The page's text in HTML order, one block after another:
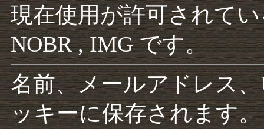
現在使用が許可されて
NOBR , IMG です。
名前、メールアドレス
ッキーに保存されます。